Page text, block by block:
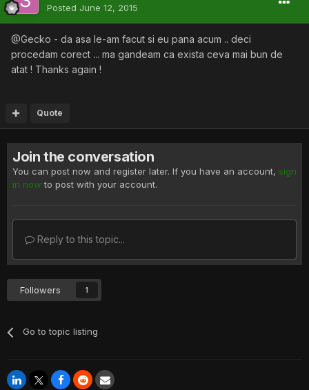
Posted June 12, 2015
@Gecko - da asa le-am facut si eu pana acum .. deci
procedam corect ... ma gandeam ca exista ceva mai bun de
atat ! Thanks again !
Quote
Join the conversation
You can post now and register later. If you have an account, sign
in now to post with your account.
Reply to this topic...
Followers 1
Go to topic listing